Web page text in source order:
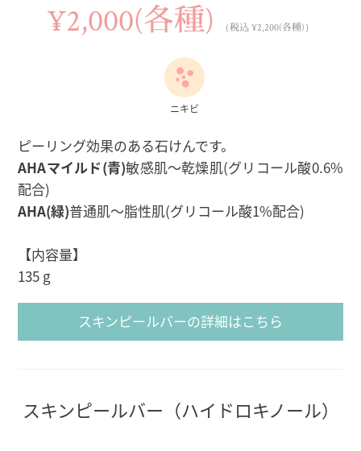
¥2,000(各種) （税込 ¥2,200(各種)）
ニキビ
ピーリング効果のある石けんです。
AHAマイルド(青)敏感肌〜乾燥肌(グリコール酸0.6%
配合)
AHA(緑)普通肌〜脂性肌(グリコール酸1%配合)
【内容量】
135 g
スキンピールバーの詳細はこちら
スキンピールバー（ハイドロキノール）